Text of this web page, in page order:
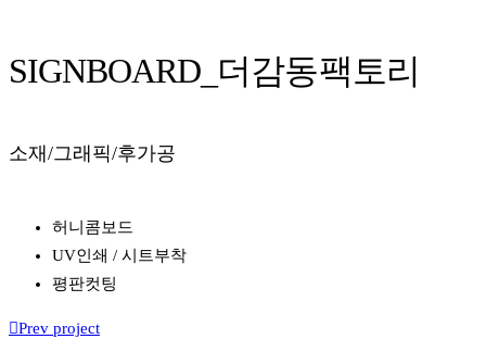
SIGNBOARD_더감동팩토리
소재/그래픽/후가공
허니콤보드
UV인쇄 / 시트부착
평판컷팅
Prev project